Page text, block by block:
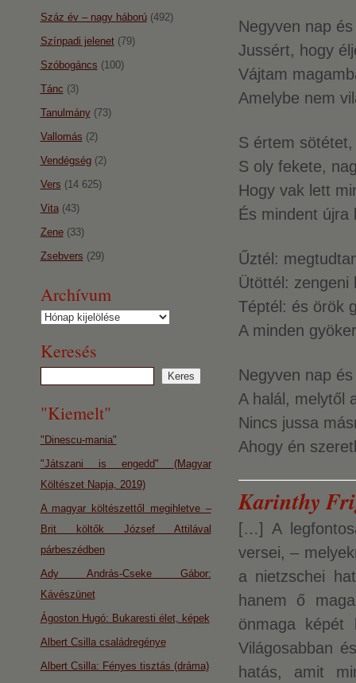
Negyven nap
Jussért, hogy
Vájtam
Amelybe nem
S értem
S oly fekete,
Hogy vak lett
És mindent újra
Űztél:
Ütöttél: zengeni
Téptél: és örök
A minden
Negyven nap
A halál, melytől
Nincs jussa
Ahogy én
Karinthy
[…] A
versei, –
a nietzschei
hanem ő
önmaga képét
Világosabban
hatás, amit
Száz év – nagy háború(492)
Színpadi jelenet(79)
Szóbogáncs (100)
Tánc (3)
Tanulmány(73)
Vallomás (2)
Vendégség(2)
Vers (14 625)
Vita(43)
Zene(33)
Zsebvers (29)
Archívum
Archívum
Keresés
"Kiemelt"
"Dinescu-mania"
"Játszani is engedd" (Magyar
Költészet Napja, 2019)
A magyar költészettől megihletve –
Brit költők József Attilával
párbeszédben
Ady András-Cseke Gábor:
Kávészünet
Ágoston Hugó: Bukaresti élet, képek
Albert Csilla családregénye
Albert Csilla: Fényes tisztás (dráma)